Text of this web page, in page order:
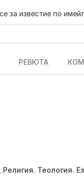
за известие по
РЕВЮТА
Религия. Теология.